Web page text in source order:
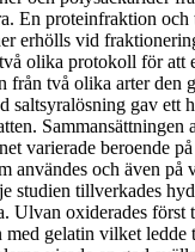
En proteinfraktion och
erhölls vid
olika protokoll för att
från två olika arter den
saltsyralösning gav ett
Sammansättningen
varierade beroende
användes och även
studien tillverkades
Ulvan oxiderades först
med gelatin vilket